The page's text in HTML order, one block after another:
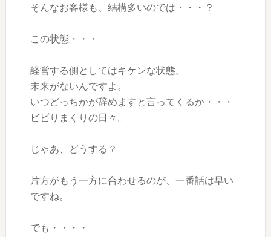
そんなお客様も、結構多いのでは・・・？
この状態・・・
経営する側としてはキケンな状態。
未来がないんですよ。
いつどっちかが辞めますと言ってくるか・・・
ビビりまくりの日々。
じゃあ、どうする？
片方がもう一方に合わせるのが、一番話は早い
ですね。
でも・・・・